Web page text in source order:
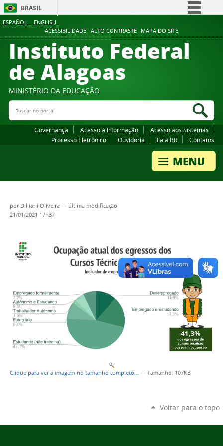
ESPAÑOL ENGLISH
ACESSIBILIDADE ALTO CONTRASTE MAPA DO SITE
BRASIL
Comunica BR
Participe
Canais
Instituto Federal
de Alagoas
MINISTÉRIO DA EDUCAÇÃO
Buscar no portal
Governança Acesso à Informação
Acesso aos Sistemas
Processo Eletrônico
Ouvidoria Fala.BR Contatos
por Dilliani Oliveira — última modificação
21/01/2021 17h37
Clique para ver a imagem no tamanho completo… — Tamanho: 107KB
Voltar para o topo